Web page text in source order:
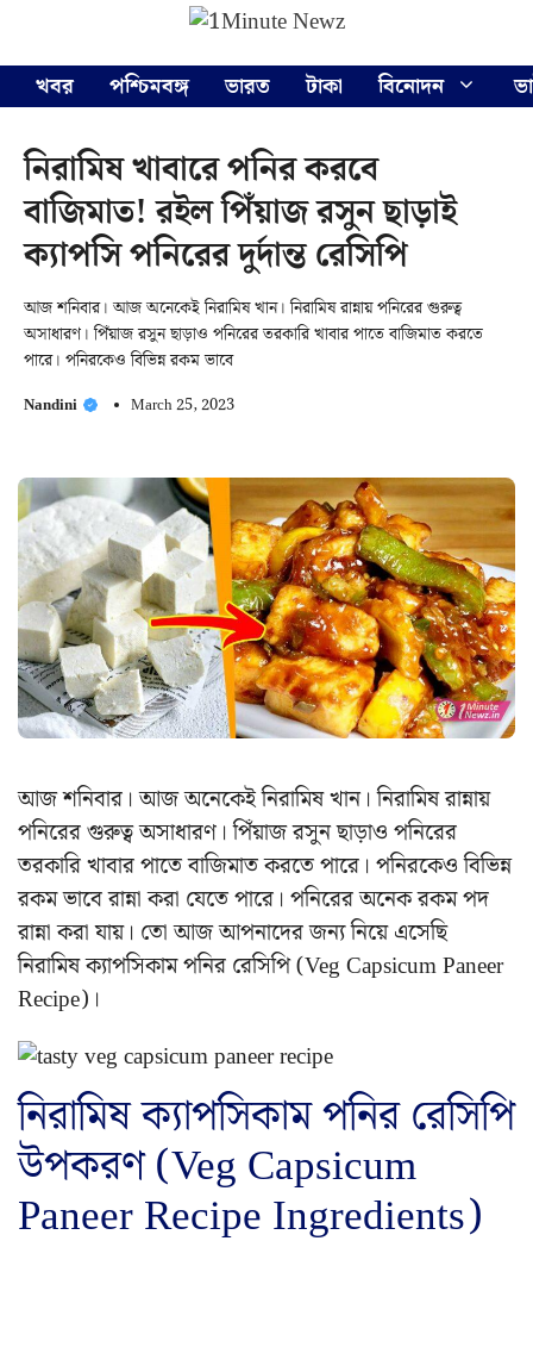
content
খবর
পশ্চিমবঙ্গ ভারত টাকা বিনোদন
নিরামিষ খাবারে পনির করবে
বাজিমাত! রইল পিঁয়াজ রসুন ছাড়াই
ক্যাপসি পনিরের দুর্দান্ত রেসিপি
আজ শনিবার। আজ অনেকেই নিরামিষ খান। নিরামিষ রান্নায় পনিরের গুরুত্ব
অসাধারণ। পিঁয়াজ রসুন ছাড়াও পনিরের তরকারি খাবার পাতে বাজিমাত করতে
পারে। পনিরকেও বিভিন্ন রকম ভাবে
Nandini March 25, 2023
আজ শনিবার। আজ অনেকেই নিরামিষ খান। নিরামিষ রান্নায়
পনিরের গুরুত্ব অসাধারণ। পিঁয়াজ রসুন ছাড়াও পনিরের
তরকারি খাবার পাতে বাজিমাত করতে পারে। পনিরকেও বিভিন্ন
রকম ভাবে রান্না করা যেতে পারে। পনিরের অনেক রকম পদ
রান্না করা যায়। তো আজ আপনাদের জন্য নিয়ে এসেছি
নিরামিষ ক্যাপসিকাম পনির রেসিপি (Veg Capsicum Paneer
Recipe)।
নিরামিষ ক্যাপসিকাম পনির রেসিপি
উপকরণ (Veg Capsicum
Paneer Recipe Ingredients)